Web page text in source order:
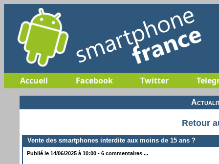
Accueil Facebook Twitter
Retour
Vente des smartphones interdite aux moins de 15 ans ?
Publié le 14/06/2025 à 10:00 - 6 commentaires ...